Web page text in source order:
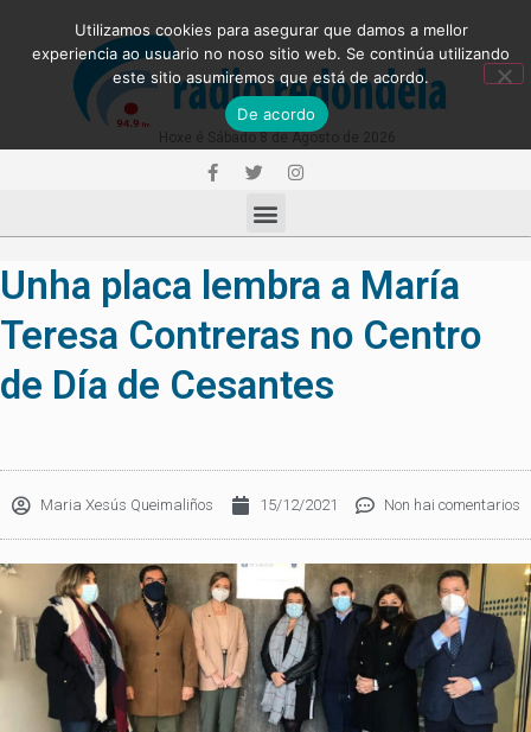
Unha placa lembra a María
Teresa Contreras no Centro
de Día de Cesantes
Maria Xesús Queimaliños 15/12/2021 Non hai comentarios
Utilizamos cookies para asegurar que damos a mellor
experiencia ao usuario no noso sitio web. Se continúa utilizando
este sitio asumiremos que está de acordo.
De acordo